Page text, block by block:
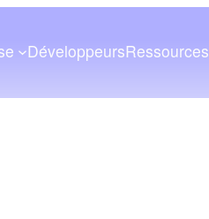
DéveloppeursRessources